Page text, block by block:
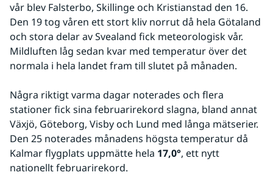
vår blev Falsterbo, Skillinge och Kristianstad den 16.
Den 19 tog våren ett stort kliv norrut då hela Götaland
och stora delar av Svealand fick meteorologisk vår.
Mildluften låg sedan kvar med temperatur över det
normala i hela landet fram till slutet på månaden.
Några riktigt varma dagar noterades och flera
stationer fick sina februarirekord slagna, bland annat
Växjö, Göteborg, Visby och Lund med långa mätserier.
Den 25 noterades månadens högsta temperatur då
Kalmar flygplats uppmätte hela 17,0°, ett nytt
nationellt februarirekord.